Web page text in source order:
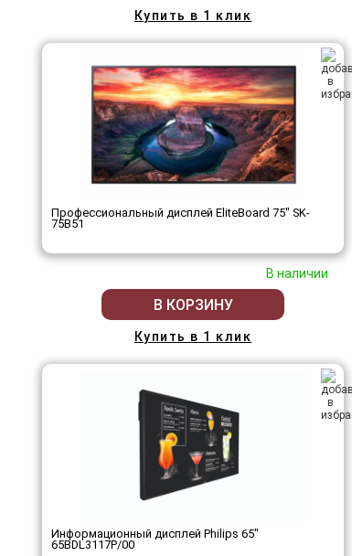
Купить в 1 клик
Профессиональный дисплей EliteBoard 75" SK-
75B51
В наличии
В КОРЗИНУ
Купить в 1 клик
Информационный дисплей Philips 65"
65BDL3117P/00